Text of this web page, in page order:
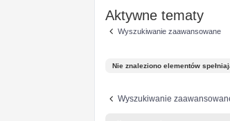
Aktywne tematy
Wyszukiwanie zaawansowane
Nie znaleziono elementów
Wyszukiwanie